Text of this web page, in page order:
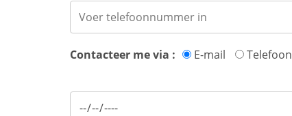
Contacteer me via : E-mail Telefoon